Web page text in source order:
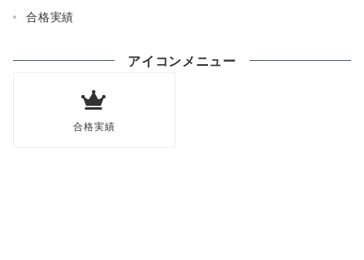
合格実績
アイコンメニュー
合格実績